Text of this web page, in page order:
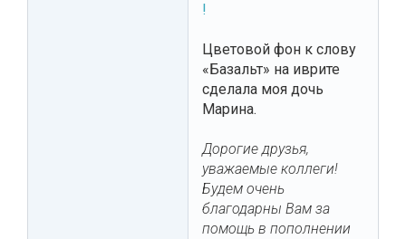
!
Цветовой фон к слову
«Базальт» на иврите
сделала моя дочь
Марина.
Дорогие друзья,
уважаемые коллеги!
Будем очень
благодарны Вам за
помощь в пополнении